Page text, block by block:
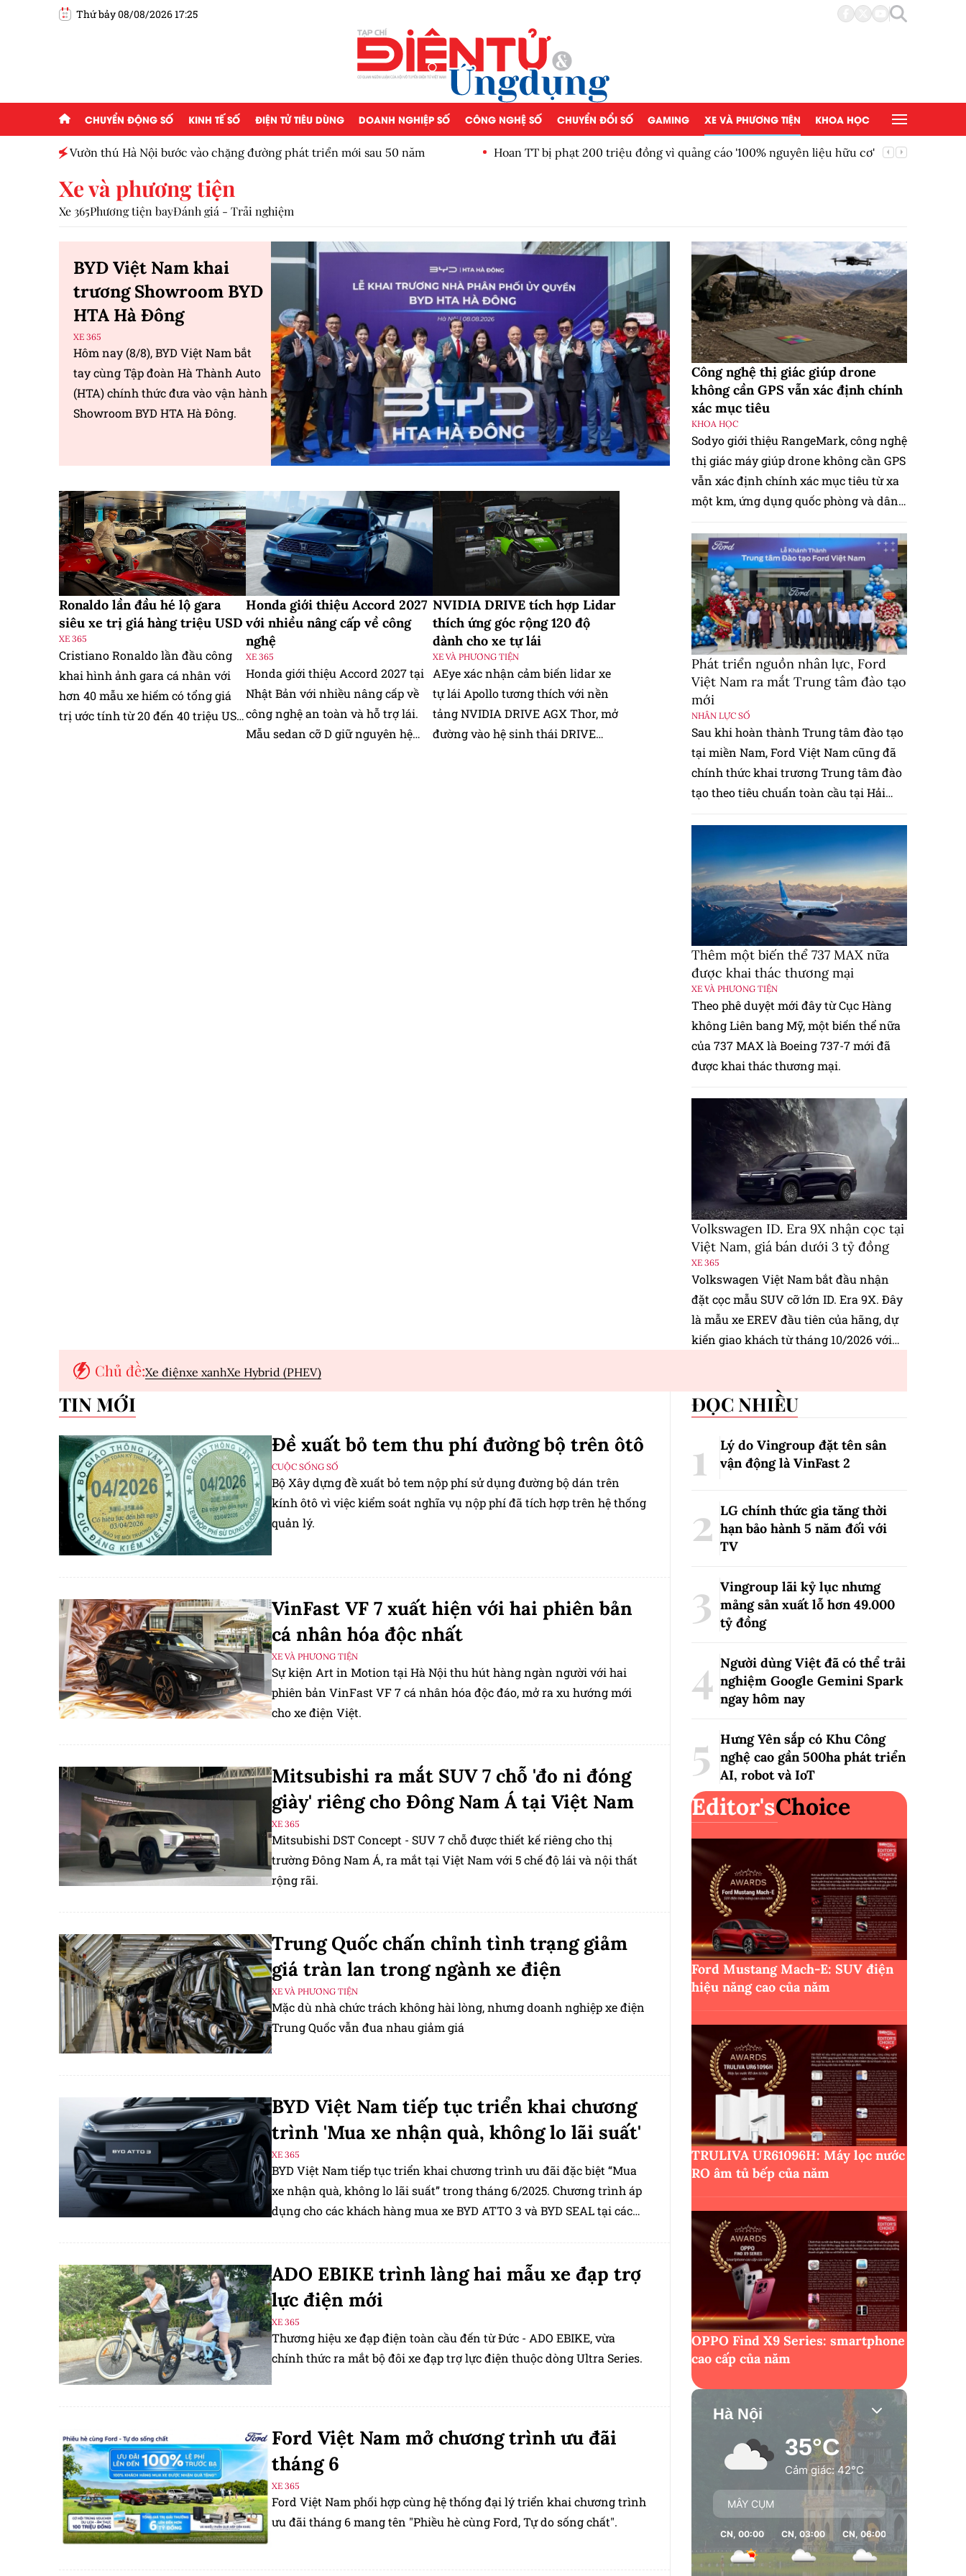
Thứ bảy 08/08/2026 17:25
CHUYỂN ĐỘNG SỐ KINH TẾ SỐ ĐIỆN TỬ TIÊU DÙNG DOANH NGHIỆP SỐ CÔNG NGHỆ SỐ CHUYỂN ĐỔI SỐ GAMING XE VÀ PHƯƠNG TIỆN KHOA HỌC
Vườn thú Hà Nội bước vào chặng đường phát triển mới sau 50 năm Hoan TT bị phạt 200 triệu đồng vì quảng cáo '100% nguyên liệu hữu cơ'
Xe và phương tiện
Xe 365Phương tiện bayĐánh giá - Trải nghiệm
BYD Việt Nam khai
trương Showroom BYD
HTA Hà Đông
XE 365
Hôm nay (8/8), BYD Việt Nam bắt
tay cùng Tập đoàn Hà Thành Auto
(HTA) chính thức đưa vào vận hành
Showroom BYD HTA Hà Đông.
Ronaldo lần đầu hé lộ gara
siêu xe trị giá hàng triệu USD
XE 365
Cristiano Ronaldo lần đầu công
khai hình ảnh gara cá nhân với
hơn 40 mẫu xe hiếm có tổng giá
trị ước tính từ 20 đến 40 triệu USD,
Honda giới thiệu Accord 2027
với nhiều nâng cấp về công
nghệ
XE 365
Honda giới thiệu Accord 2027 tại
Nhật Bản với nhiều nâng cấp về
công nghệ an toàn và hỗ trợ lái.
Mẫu sedan cỡ D giữ nguyên hệ
NVIDIA DRIVE tích hợp Lidar
thích ứng góc rộng 120 độ
dành cho xe tự lái
XE VÀ PHƯƠNG TIỆN
AEye xác nhận cảm biến lidar xe
tự lái Apollo tương thích với nền
tảng NVIDIA DRIVE AGX Thor, mở
đường vào hệ sinh thái DRIVE
Công nghệ thị giác giúp drone
không cần GPS vẫn xác định chính
xác mục tiêu
KHOA HỌC
Sodyo giới thiệu RangeMark, công nghệ
thị giác máy giúp drone không cần GPS
vẫn xác định chính xác mục tiêu từ xa
một km, ứng dụng quốc phòng và dân
Phát triển nguồn nhân lực, Ford
Việt Nam ra mắt Trung tâm đào tạo
mới
NHÂN LỰC SỐ
Sau khi hoàn thành Trung tâm đào tạo
tại miền Nam, Ford Việt Nam cũng đã
chính thức khai trương Trung tâm đào
tạo theo tiêu chuẩn toàn cầu tại Hải
Thêm một biến thể 737 MAX nữa
được khai thác thương mại
XE VÀ PHƯƠNG TIỆN
Theo phê duyệt mới đây từ Cục Hàng
không Liên bang Mỹ, một biến thể nữa
của 737 MAX là Boeing 737-7 mới đã
được khai thác thương mại.
Volkswagen ID. Era 9X nhận cọc tại
Việt Nam, giá bán dưới 3 tỷ đồng
XE 365
Volkswagen Việt Nam bắt đầu nhận
đặt cọc mẫu SUV cỡ lớn ID. Era 9X. Đây
là mẫu xe EREV đầu tiên của hãng, dự
kiến giao khách từ tháng 10/2026 với
Chủ đề:Xe điệnxe xanhXe Hybrid (PHEV)
TIN MỚI
Đề xuất bỏ tem thu phí đường bộ trên ôtô
CUỘC SỐNG SỐ
Bộ Xây dựng đề xuất bỏ tem nộp phí sử dụng đường bộ dán trên
kính ôtô vì việc kiểm soát nghĩa vụ nộp phí đã tích hợp trên hệ thống
quản lý.
VinFast VF 7 xuất hiện với hai phiên bản
cá nhân hóa độc nhất
XE VÀ PHƯƠNG TIỆN
Sự kiện Art in Motion tại Hà Nội thu hút hàng ngàn người với hai
phiên bản VinFast VF 7 cá nhân hóa độc đáo, mở ra xu hướng mới
cho xe điện Việt.
Mitsubishi ra mắt SUV 7 chỗ 'đo ni đóng
giày' riêng cho Đông Nam Á tại Việt Nam
XE 365
Mitsubishi DST Concept - SUV 7 chỗ được thiết kế riêng cho thị
trường Đông Nam Á, ra mắt tại Việt Nam với 5 chế độ lái và nội thất
rộng rãi.
Trung Quốc chấn chỉnh tình trạng giảm
giá tràn lan trong ngành xe điện
XE VÀ PHƯƠNG TIỆN
Mặc dù nhà chức trách không hài lòng, nhưng doanh nghiệp xe điện
Trung Quốc vẫn đua nhau giảm giá
BYD Việt Nam tiếp tục triển khai chương
trình 'Mua xe nhận quà, không lo lãi suất'
XE 365
BYD Việt Nam tiếp tục triển khai chương trình ưu đãi đặc biệt “Mua
xe nhận quà, không lo lãi suất” trong tháng 6/2025. Chương trình áp
dụng cho các khách hàng mua xe BYD ATTO 3 và BYD SEAL tại các
ADO EBIKE trình làng hai mẫu xe đạp trợ
lực điện mới
XE 365
Thương hiệu xe đạp điện toàn cầu đến từ Đức - ADO EBIKE, vừa
chính thức ra mắt bộ đôi xe đạp trợ lực điện thuộc dòng Ultra Series.
Ford Việt Nam mở chương trình ưu đãi
tháng 6
XE 365
Ford Việt Nam phối hợp cùng hệ thống đại lý triển khai chương trình
ưu đãi tháng 6 mang tên "Phiều hè cùng Ford, Tự do sống chất".
ĐỌC NHIỀU
Lý do Vingroup đặt tên sân
vận động là VinFast2
LG chính thức gia tăng thời
hạn bảo hành 5 năm đối với
TV
Vingroup lãi kỷ lục nhưng
mảng sản xuất lỗ hơn 49.000
tỷ đồng
Người dùng Việt đã có thể trải
nghiệm Google Gemini Spark
ngay hôm nay
Hưng Yên sắp có Khu Công
nghệ cao gần 500ha phát triển
AI, robot và IoT
Editor'sChoice
Ford Mustang Mach-E: SUV điện
hiệu năng cao của năm
TRULIVA UR61096H: Máy lọc nước
RO âm tủ bếp của năm
OPPO Find X9 Series: smartphone
cao cấp của năm
Hà Nội
35°C
Cảm giác: 42°C
MÂY CỤM
CN, 00:00 CN, 03:00 CN, 06:00